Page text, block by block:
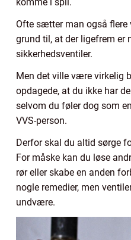
Ofte sætter man også flere
grund til, at der ligefrem er
sikkerhedsventiler.
Men det ville være virkelig
opdagede, at du ikke har
selvom du føler dog som
VVS-person.
Derfor skal du altid sørge
For måske kan du løse
rør eller skabe en anden
nogle remedier, men
undvære.